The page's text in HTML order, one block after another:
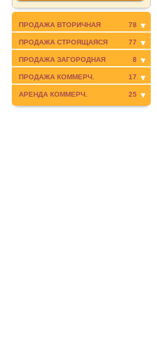
ПРОДАЖА ВТОРИЧНАЯ 78
ПРОДАЖА СТРОЯЩАЯСЯ 77
ПРОДАЖА ЗАГОРОДНАЯ 8
ПРОДАЖА КОММЕРЧ. 17
АРЕНДА КОММЕРЧ. 25